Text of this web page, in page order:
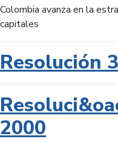
Colombia avanza en la
capitales
Resolución
2000